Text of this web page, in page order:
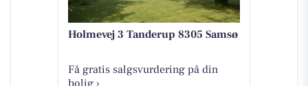
Holmevej 3 Tanderup 8305 Samsø
Få gratis salgsvurdering på din